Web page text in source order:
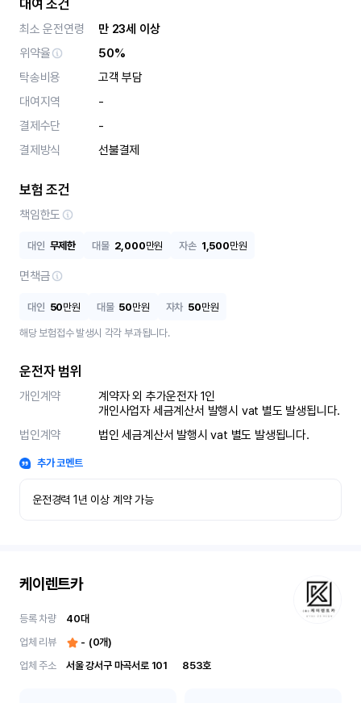
대여 조건
최소 운전연령
만 23세 이상
위약율
50%
탁송비용
고객 부담
대여지역
-
결제수단
-
결제방식
선불결제
보험 조건
책임한도
대인 무제한 대물 2,000만원 자손 1,500만원
면책금
대인 50만원 대물 50만원 자차 50만원
해당 보험접수 발생시 각각 부과됩니다.
운전자 범위
개인계약
계약자 외 추가운전자 1인
개인사업자 세금계산서 발행시 vat 별도 발생됩니다.
법인계약
법인 세금계산서 발행시 vat 별도 발생됩니다.
추가 코멘트
운전경력 1년 이상 계약 가능
케이렌트카
등록 차량 40대
업체 리뷰
- (0개)
업체 주소
서울 강서구 마곡서로 101	853호